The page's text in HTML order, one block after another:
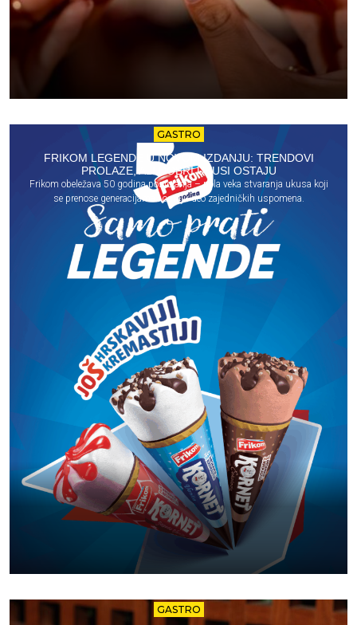
GASTRO
FRIKOM LEGENDE U NOVOM IZDANJU: TRENDOVI
PROLAZE, ALI DOBRI UKUSI OSTAJU
Frikom obeležava 50 godina postojanja – pola veka stvaranja ukusa koji
se prenose generacijama i ostaju deo zajedničkih uspomena.
GASTRO